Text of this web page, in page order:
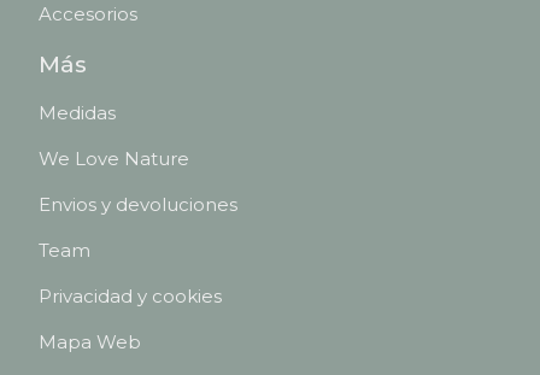
Accesorios
Más
Medidas
We Love Nature
Envios y devoluciones
Team
Privacidad y cookies
Mapa Web